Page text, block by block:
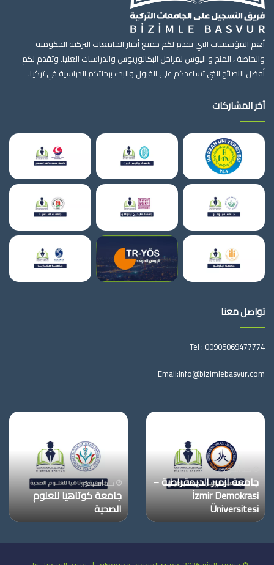
أهم المؤسسات التي تقدم لكم جميع أخبار الجامعات التركية الحكومية
والخاصة ، المنح و اليوس لمراحل البكالوريوس والدراسات العليا. وتقدم لكم
أفضل النصائح التي تساعدكم على القبول والبدء برحلتكم الدراسية في تركيا.
آخر المشاركات
تواصل معنا
Tel : 00905069477774
Email:info@bizimlebasvur.com
جامعة
الديمقراطية
Demokrasi
Üniversitesi
منذ أسبوعين
جامعة ازمير الديمقراطية –
İzmir Demokrasi
Üniversitesi
جامعة
منذ أسبوعين
جامعة كوتاهيا للعلوم
الصحية